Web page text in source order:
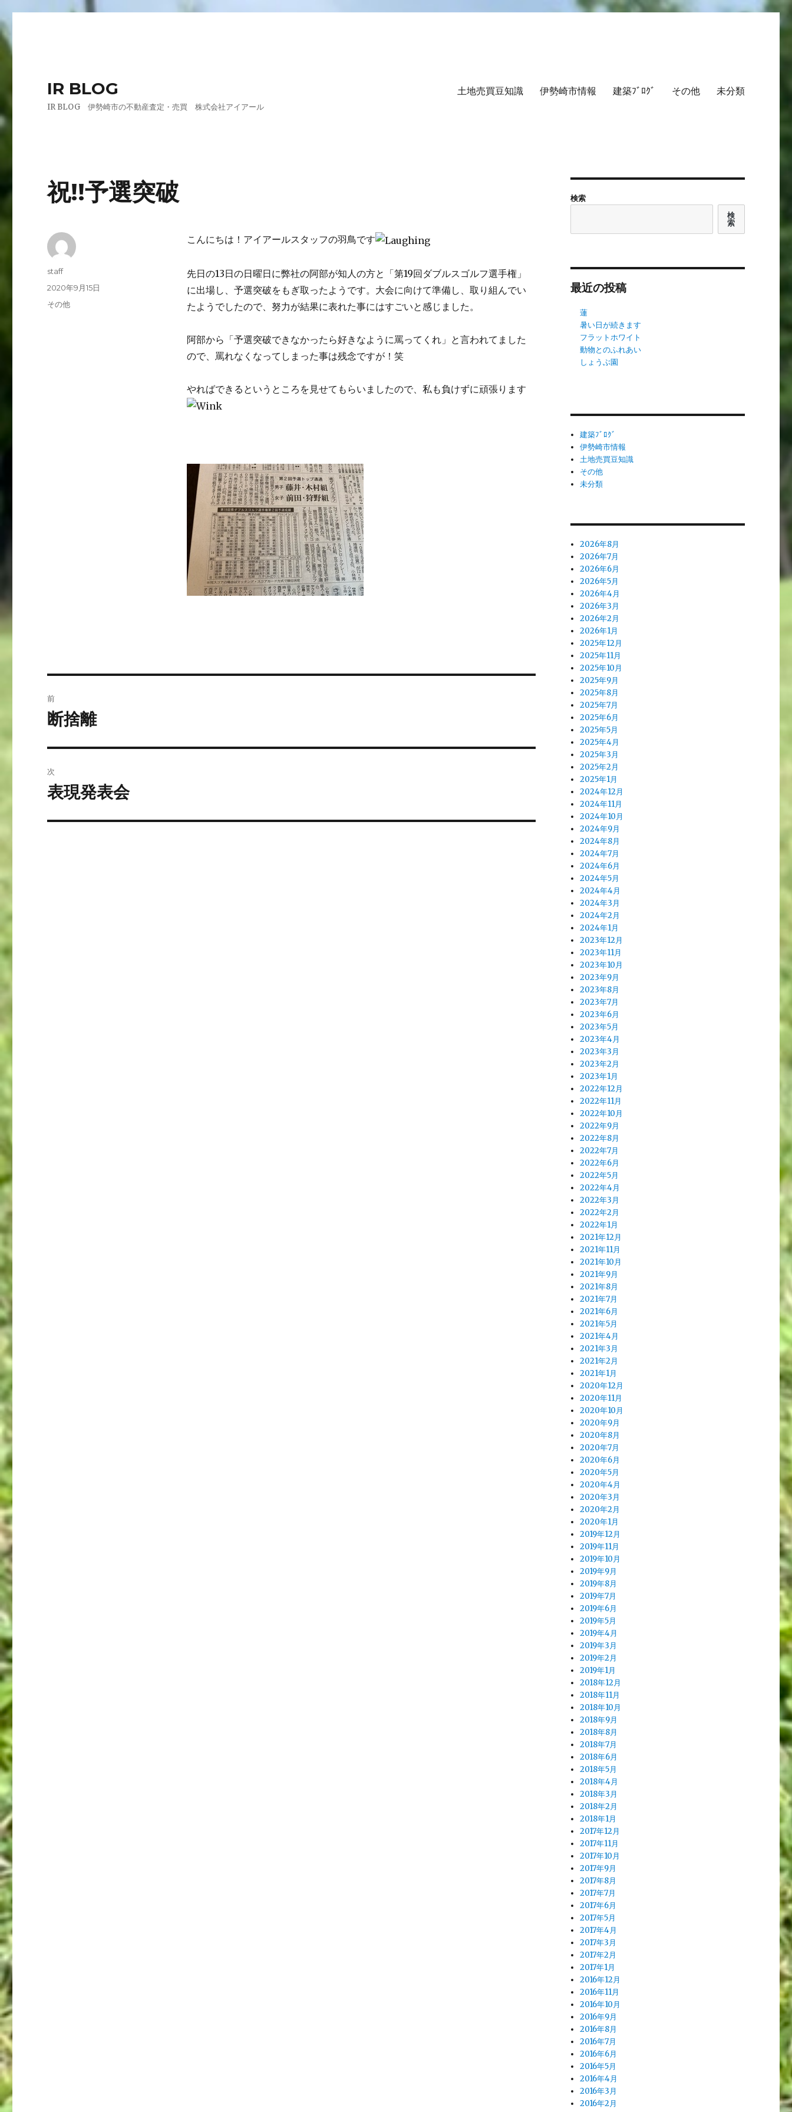
IR BLOG
IR BLOG 伊勢崎市の不動産査定・売買 株式会社アイアール
土地売買豆知識 伊勢崎市情報 建築ﾌﾞﾛｸﾞ その他 未分類
祝!!予選突破
こんにちは！アイアールスタッフの羽鳥です
先日の13日の日曜日に弊社の阿部が知人の方と「第19回ダブルスゴルフ選手権」
に出場し、予選突破をもぎ取ったようです。大会に向けて準備し、取り組んでい
たようでしたので、努力が結果に表れた事にはすごいと感じました。
阿部から「予選突破できなかったら好きなように罵ってくれ」と言われてました
ので、罵れなくなってしまった事は残念ですが！笑
やればできるというところを見せてもらいましたので、私も負けずに頑張ります
投
staff
投
2020年9月15日
カ
その他
稿
ゲ
前
前
投
稿:
断捨離
次
次
投
表現発表会
検索
検
索
最近の投稿
蓮
暑い日が続きます
フラットホワイト
動物とのふれあい
しょうぶ園
建築ﾌﾞﾛｸﾞ
伊勢崎市情報
土地売買豆知識
その他
未分類
2026年8月
2026年7月
2026年6月
2026年5月
2026年4月
2026年3月
2026年2月
2026年1月
2025年12月
2025年11月
2025年10月
2025年9月
2025年8月
2025年7月
2025年6月
2025年5月
2025年4月
2025年3月
2025年2月
2025年1月
2024年12月
2024年11月
2024年10月
2024年9月
2024年8月
2024年7月
2024年6月
2024年5月
2024年4月
2024年3月
2024年2月
2024年1月
2023年12月
2023年11月
2023年10月
2023年9月
2023年8月
2023年7月
2023年6月
2023年5月
2023年4月
2023年3月
2023年2月
2023年1月
2022年12月
2022年11月
2022年10月
2022年9月
2022年8月
2022年7月
2022年6月
2022年5月
2022年4月
2022年3月
2022年2月
2022年1月
2021年12月
2021年11月
2021年10月
2021年9月
2021年8月
2021年7月
2021年6月
2021年5月
2021年4月
2021年3月
2021年2月
2021年1月
2020年12月
2020年11月
2020年10月
2020年9月
2020年8月
2020年7月
2020年6月
2020年5月
2020年4月
2020年3月
2020年2月
2020年1月
2019年12月
2019年11月
2019年10月
2019年9月
2019年8月
2019年7月
2019年6月
2019年5月
2019年4月
2019年3月
2019年2月
2019年1月
2018年12月
2018年11月
2018年10月
2018年9月
2018年8月
2018年7月
2018年6月
2018年5月
2018年4月
2018年3月
2018年2月
2018年1月
2017年12月
2017年11月
2017年10月
2017年9月
2017年8月
2017年7月
2017年6月
2017年5月
2017年4月
2017年3月
2017年2月
2017年1月
2016年12月
2016年11月
2016年10月
2016年9月
2016年8月
2016年7月
2016年6月
2016年5月
2016年4月
2016年3月
2016年2月